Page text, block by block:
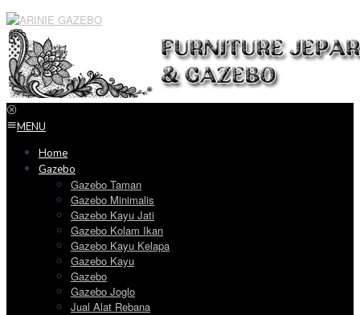
Loncat
ke
konten
MENU
Home
Gazebo
Gazebo Taman
Gazebo Minimalis
Gazebo Kayu Jati
Gazebo Kolam Ikan
Gazebo Kayu Kelapa
Gazebo Kayu
Gazebo
Gazebo Joglo
Jual Alat Rebana